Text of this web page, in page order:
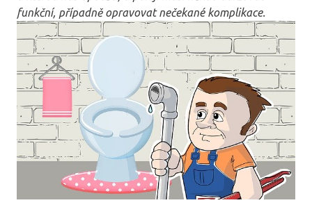
funkční, případně opravovat nečekané komplikace.